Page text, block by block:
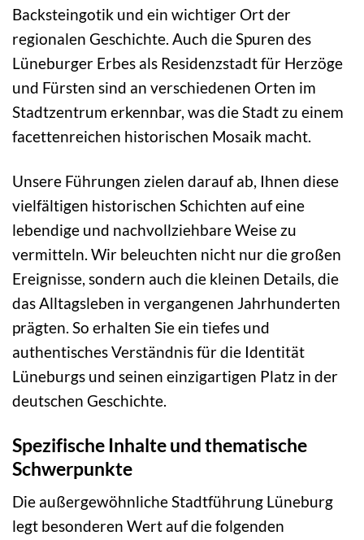
Backsteingotik und ein wichtiger Ort der
regionalen Geschichte. Auch die Spuren des
Lüneburger Erbes als Residenzstadt für Herzöge
und Fürsten sind an verschiedenen Orten im
Stadtzentrum erkennbar, was die Stadt zu einem
facettenreichen historischen Mosaik macht.
Unsere Führungen zielen darauf ab, Ihnen diese
vielfältigen historischen Schichten auf eine
lebendige und nachvollziehbare Weise zu
vermitteln. Wir beleuchten nicht nur die großen
Ereignisse, sondern auch die kleinen Details, die
das Alltagsleben in vergangenen Jahrhunderten
prägten. So erhalten Sie ein tiefes und
authentisches Verständnis für die Identität
Lüneburgs und seinen einzigartigen Platz in der
deutschen Geschichte.
Spezifische Inhalte und thematische
Schwerpunkte
Die außergewöhnliche Stadtführung Lüneburg
legt besonderen Wert auf die folgenden